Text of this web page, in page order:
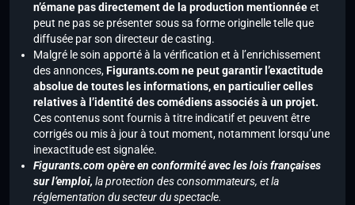
n’émane pas directement de la production mentionnéeet
peut ne pas se présenter sous sa forme originelle telle que
diffusée par son directeur de casting.
Malgré le soin apporté à la vérification et à l’enrichissement
des annonces,Figurants.com ne peut garantir l’exactitude
absolue de toutes les informations, en particulier celles
relatives à l’identité des comédiens associés à un projet.
Ces contenus sont fournis à titre indicatif et peuvent être
corrigés ou mis à jour à tout moment, notamment lorsqu’une
inexactitude est signalée.
Figurants.com opère en conformité avec les lois françaises
sur l’emploi, la protection des consommateurs, et la
réglementation du secteur du spectacle.